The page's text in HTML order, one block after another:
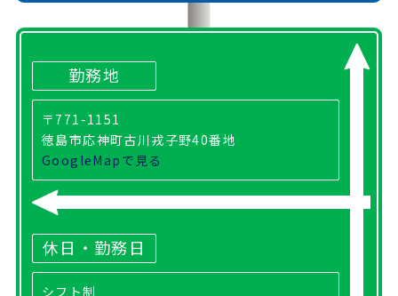
勤務地
〒771-1151
徳島市応神町古川戎子野40番地
GoogleMapで見る
休日・勤務日
シフト制